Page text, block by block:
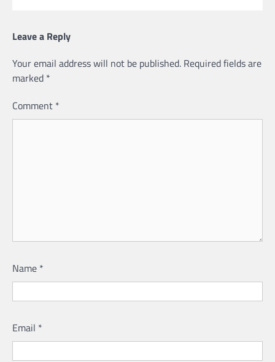
Leave a Reply
Your email address will not be published. Required fields are
marked *
Comment *
Name *
Email *